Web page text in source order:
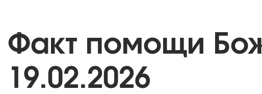
Факт помощи
19.02.2026